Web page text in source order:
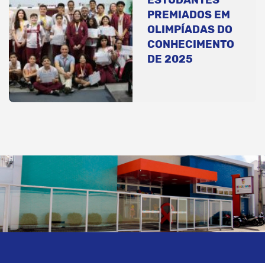
PREMIADOS EM
OLIMPÍADAS DO
CONHECIMENTO
DE 2025